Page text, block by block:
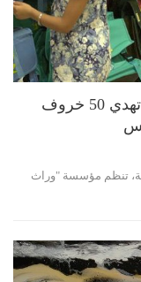
بمناسبة عيد الاضحى : مؤسسة خيرية تهدي 50 خروف
تنظم مؤسسة "وراث